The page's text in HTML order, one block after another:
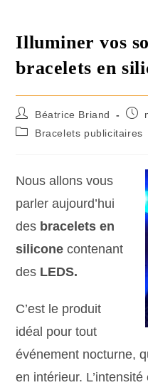
Illuminer vos
bracelets en
Béatrice Briand
Bracelets publicitaires
Nous allons vous
parler aujourd’hui
des bracelets en
silicone contenant
des LEDS.
C’est le produit
idéal pour tout
événement nocturne,
en intérieur.